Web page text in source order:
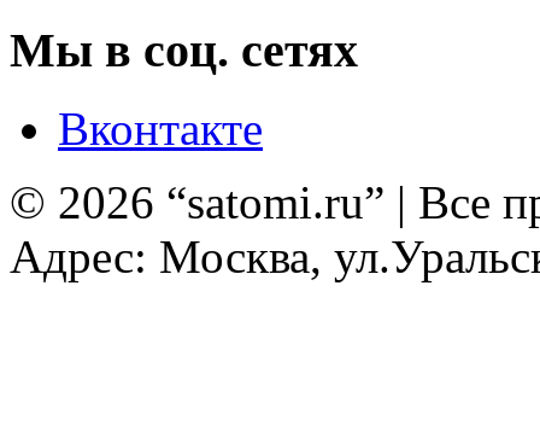
Мы в соц. сетях
Вконтакте
© 2026 “satomi.ru” | Все
Адрес: Москва,